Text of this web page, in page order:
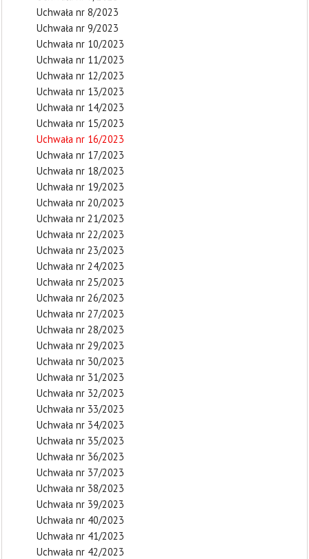
Uchwała nr 8/2023
Uchwała nr 9/2023
Uchwała nr 10/2023
Uchwała nr 11/2023
Uchwała nr 12/2023
Uchwała nr 13/2023
Uchwała nr 14/2023
Uchwała nr 15/2023
Uchwała nr 16/2023
Uchwała nr 17/2023
Uchwała nr 18/2023
Uchwała nr 19/2023
Uchwała nr 20/2023
Uchwała nr 21/2023
Uchwała nr 22/2023
Uchwała nr 23/2023
Uchwała nr 24/2023
Uchwała nr 25/2023
Uchwała nr 26/2023
Uchwała nr 27/2023
Uchwała nr 28/2023
Uchwała nr 29/2023
Uchwała nr 30/2023
Uchwała nr 31/2023
Uchwała nr 32/2023
Uchwała nr 33/2023
Uchwała nr 34/2023
Uchwała nr 35/2023
Uchwała nr 36/2023
Uchwała nr 37/2023
Uchwała nr 38/2023
Uchwała nr 39/2023
Uchwała nr 40/2023
Uchwała nr 41/2023
Uchwała nr 42/2023